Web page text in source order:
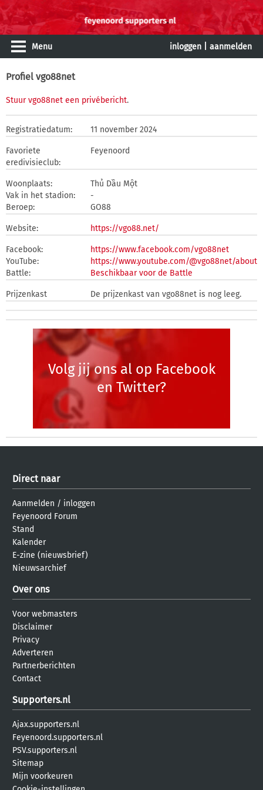
Menu inloggen aanmelden
Profiel vgo88net
Stuur vgo88net een privébericht.
Registratiedatum: 11 november 2024
Favoriete
eredivisieclub:
Feyenoord
Woonplaats:
Thủ Dầu Một
Vak in het stadion:
-
Beroep:
GO88
Website: https://vgo88.net/
Facebook:
https://www.facebook.com/vgo88net
YouTube:
https://www.youtube.com/@vgo88net/about
Battle:
Beschikbaar voor de Battle
Prijzenkast De prijzenkast van vgo88net is nog leeg.
Volg jij ons al op Facebook
en Twitter?
Direct naar
Aanmelden / inloggen
Feyenoord Forum
Stand
Kalender
E-zine (nieuwsbrief)
Nieuwsarchief
Over ons
Voor webmasters
Disclaimer
Privacy
Adverteren
Partnerberichten
Contact
Supporters.nl
Ajax.supporters.nl
Feyenoord.supporters.nl
PSV.supporters.nl
Sitemap
Mijn voorkeuren